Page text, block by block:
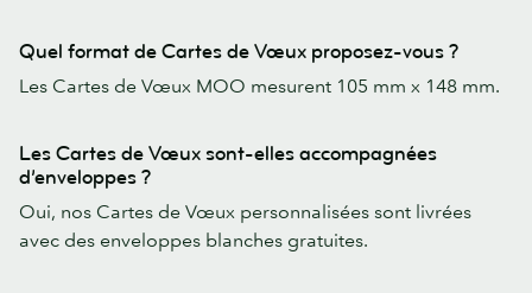
Quel format de Cartes de Vœux proposez-vous ?
Les Cartes de Vœux MOO mesurent 105 mm x 148 mm.
Les Cartes de Vœux sont-elles accompagnées
d’enveloppes ?
Oui, nos Cartes de Vœux personnalisées sont livrées
avec des enveloppes blanches gratuites.